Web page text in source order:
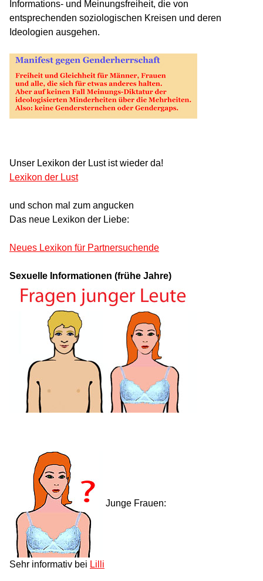
Informations- und Meinungsfreiheit, die von
entsprechenden soziologischen Kreisen und deren
Ideologien ausgehen.
Unser Lexikon der Lust ist wieder da!
Lexikon der Lust
und schon mal zum angucken
Das neue Lexikon der Liebe:
Neues Lexikon für Partnersuchende
Sexuelle Informationen (frühe Jahre)
Junge Frauen:
Sehr informativ bei Lilli